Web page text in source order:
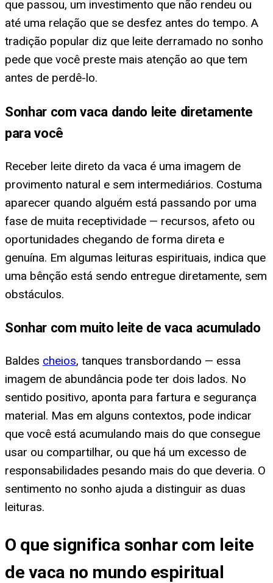
que passou, um investimento que não rendeu ou
até uma relação que se desfez antes do tempo. A
tradição popular diz que leite derramado no sonho
pede que você preste mais atenção ao que tem
antes de perdê-lo.
Sonhar com vaca dando leite diretamente
para você
Receber leite direto da vaca é uma imagem de
provimento natural e sem intermediários. Costuma
aparecer quando alguém está passando por uma
fase de muita receptividade — recursos, afeto ou
oportunidades chegando de forma direta e
genuína. Em algumas leituras espirituais, indica que
uma bênção está sendo entregue diretamente, sem
obstáculos.
Sonhar com muito leite de vaca acumulado
Baldes cheios, tanques transbordando — essa
imagem de abundância pode ter dois lados. No
sentido positivo, aponta para fartura e segurança
material. Mas em alguns contextos, pode indicar
que você está acumulando mais do que consegue
usar ou compartilhar, ou que há um excesso de
responsabilidades pesando mais do que deveria. O
sentimento no sonho ajuda a distinguir as duas
leituras.
O que significa sonhar com leite
de vaca no mundo espiritual